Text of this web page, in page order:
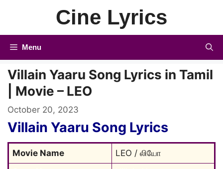
Cine Lyrics
Menu
Villain Yaaru Song Lyrics in Tamil
| Movie – LEO
October 20, 2023
Villain Yaaru Song Lyrics
Movie Name
LEO / லியோ